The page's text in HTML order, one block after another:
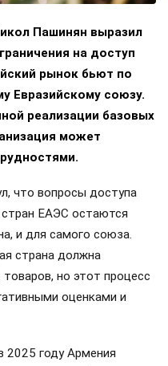
Пашинян выразил
на доступ
рынок бьют по
Евразийскому союзу.
реализации базовых
может
что вопросы доступа
ЕАЭС остаются
и для самого союза.
страна должна
но этот процесс
оценками и
2025 году Армения